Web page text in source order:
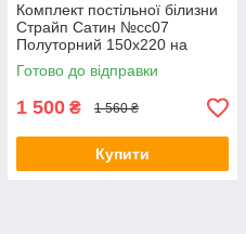
Комплект постільної білизни
Страйп Сатин №сс07
Полуторний 150х220 на
кнопках
Готово до відправки
1 500 ₴ 1 560 ₴
Купити